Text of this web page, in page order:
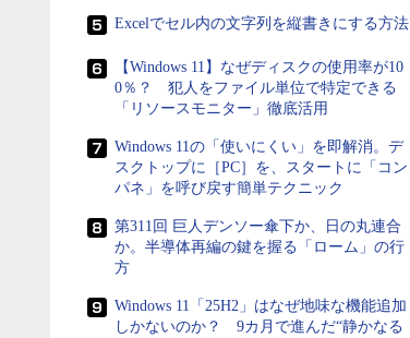
Excelでセル内の文字列を縦書きにする方法
【Windows 11】なぜディスクの使用率が10
0％？ 犯人をファイル単位で特定できる
「リソースモニター」徹底活用
Windows 11の「使いにくい」を即解消。デ
スクトップに［PC］を、スタートに「コン
パネ」を呼び戻す簡単テクニック
第311回 巨人デンソー傘下か、日の丸連合
か。半導体再編の鍵を握る「ローム」の行
方
Windows 11「25H2」はなぜ地味な機能追加
しかないのか？ 9カ月で進んだ“静かなる